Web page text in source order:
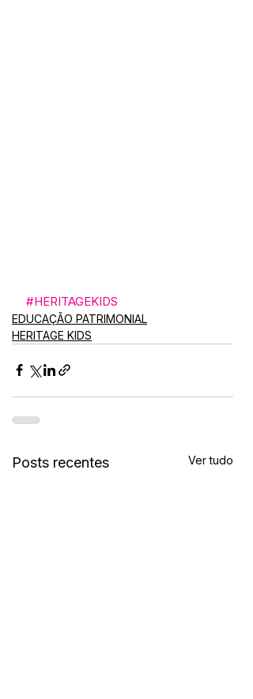
#HERITAGEKIDS
EDUCAÇÃO PATRIMONIAL
HERITAGE KIDS
Posts recentes Ver tudo